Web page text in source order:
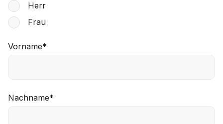
Herr
Frau
Vorname*
Nachname*